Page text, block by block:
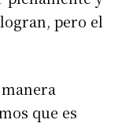
pero el
que es